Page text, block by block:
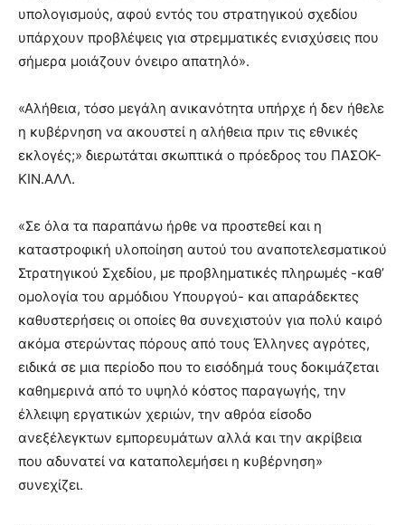
υπολογισμούς, αφού εντός του στρατηγικού σχεδίου
υπάρχουν προβλέψεις για στρεμματικές ενισχύσεις που
σήμερα μοιάζουν όνειρο απατηλό».
«Αλήθεια, τόσο μεγάλη ανικανότητα υπήρχε ή δεν ήθελε
η κυβέρνηση να ακουστεί η αλήθεια πριν τις εθνικές
εκλογές;» διερωτάται σκωπτικά ο πρόεδρος του ΠΑΣΟΚ-
ΚΙΝ.ΑΛΛ.
«Σε όλα τα παραπάνω ήρθε να προστεθεί και η
καταστροφική υλοποίηση αυτού του αναποτελεσματικού
Στρατηγικού Σχεδίου, με προβληματικές πληρωμές -καθ’
ομολογία του αρμόδιου Υπουργού- και απαράδεκτες
καθυστερήσεις οι οποίες θα συνεχιστούν για πολύ καιρό
ακόμα στερώντας πόρους από τους Έλληνες αγρότες,
ειδικά σε μια περίοδο που το εισόδημά τους δοκιμάζεται
καθημερινά από το υψηλό κόστος παραγωγής, την
έλλειψη εργατικών χεριών, την αθρόα είσοδο
ανεξέλεγκτων εμπορευμάτων αλλά και την ακρίβεια
που αδυνατεί να καταπολεμήσει η κυβέρνηση»
συνεχίζει.